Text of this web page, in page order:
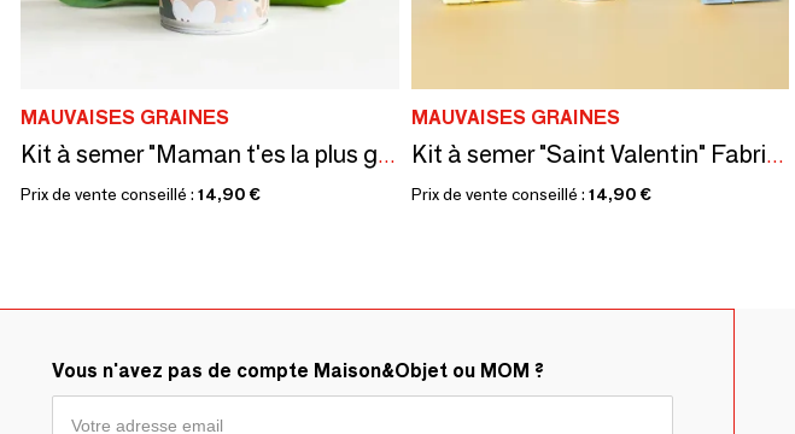
MAUVAISES GRAINES
Kit à semer "Maman t'es la plus gentille" Fabriqué en France
Prix de vente conseillé : 14,90 €
MAUVAISES GRAINES
Kit à semer "Saint Valentin" Fabriqué en France
Prix de vente conseillé : 14,90 €
Vous n'avez pas de compte Maison&Objet ou MOM ?